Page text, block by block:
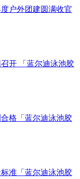
户外团建圆满收官
开 「蓝尔迪泳池胶
格「蓝尔迪泳池胶
准「蓝尔迪泳池胶